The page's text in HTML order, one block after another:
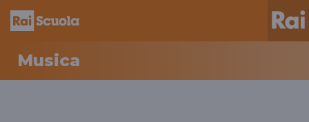
Musica